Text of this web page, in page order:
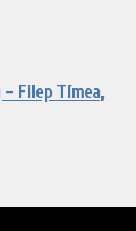
Filep Tímea,